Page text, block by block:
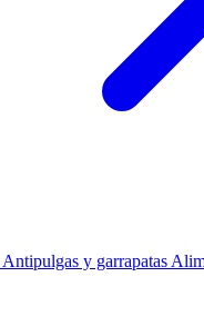
Antipulgas y garrapatas